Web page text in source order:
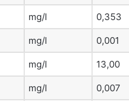
mg/l 0,353
mg/l 0,001
mg/l 13,00
mg/l 0,007